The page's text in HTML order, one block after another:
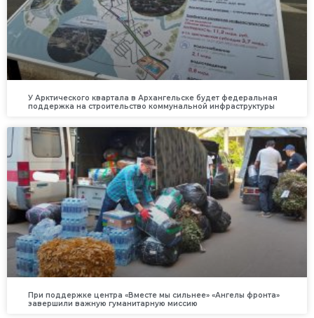
У Арктического квартала в Архангельске будет федеральная
поддержка на строительство коммунальной инфраструктуры
При поддержке центра «Вместе мы сильнее» «Ангелы фронта»
завершили важную гуманитарную миссию